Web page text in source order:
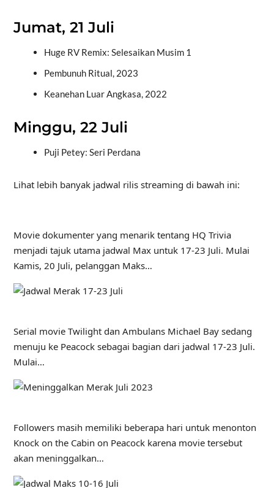
Jumat, 21 Juli
Huge RV Remix: Selesaikan Musim 1
Pembunuh Ritual, 2023
Keanehan Luar Angkasa, 2022
Minggu, 22 Juli
Puji Petey: Seri Perdana
Lihat lebih banyak jadwal rilis streaming di bawah ini:
Movie dokumenter yang menarik tentang HQ Trivia
menjadi tajuk utama jadwal Max untuk 17-23 Juli. Mulai
Kamis, 20 Juli, pelanggan Maks…
Serial movie Twilight dan Ambulans Michael Bay sedang
menuju ke Peacock sebagai bagian dari jadwal 17-23 Juli.
Mulai…
Followers masih memiliki beberapa hari untuk menonton
Knock on the Cabin on Peacock karena movie tersebut
akan meninggalkan…